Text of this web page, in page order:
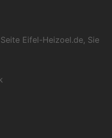
Eifel-Heizoel.de, Sie